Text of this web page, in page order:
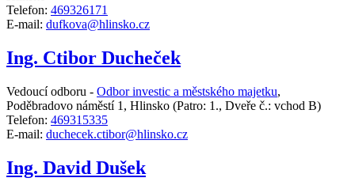
Telefon: 469326171
E-mail: dufkova@hlinsko.cz
Ing. Ctibor Ducheček
Vedoucí odboru - Odbor investic a městského majetku,
Poděbradovo náměstí 1, Hlinsko (Patro: 1., Dveře č.: vchod B)
Telefon: 469315335
E-mail: duchecek.ctibor@hlinsko.cz
Ing. David Dušek